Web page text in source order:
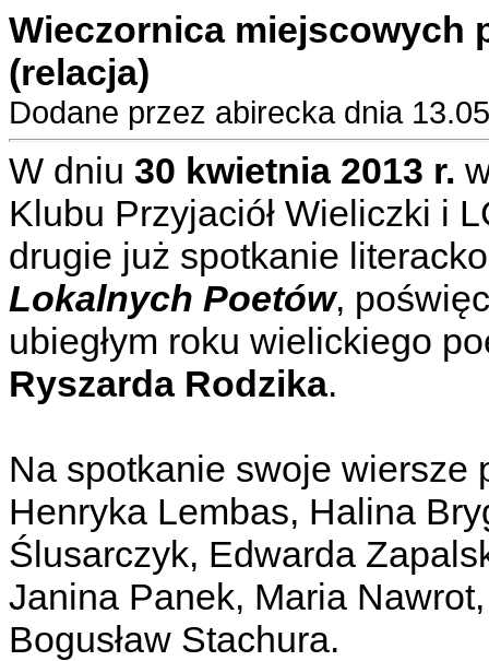
Wieczornica miejscowych
(relacja)
Dodane przez abirecka dnia
W dniu 30 kwietnia 2013 r.
Klubu Przyjaciół Wieliczki i
drugie już spotkanie
Lokalnych Poetów,
ubiegłym roku wielickiego
Ryszarda Rodzika.
Na spotkanie swoje wiersze
Henryka Lembas, Halina
Ślusarczyk, Edwarda
Janina Panek, Maria
Bogusław Stachura.